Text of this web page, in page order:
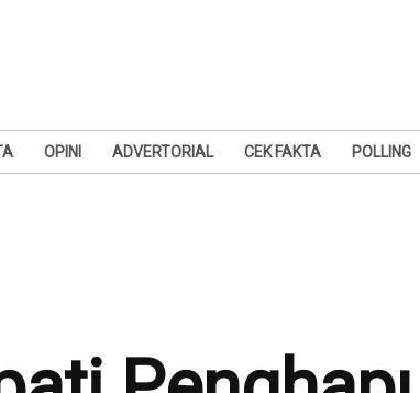
OPINI ADVERTORIAL CEK FAKTA POLLING